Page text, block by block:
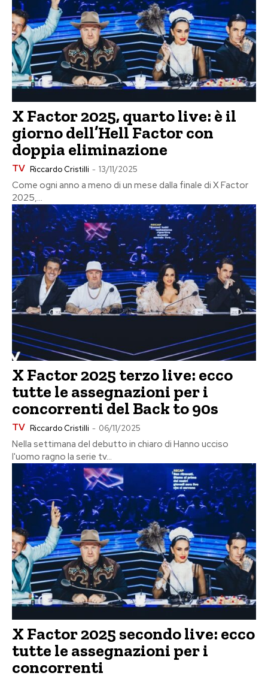
X Factor 2025, quarto live: è il
giorno dell’Hell Factor con
doppia eliminazione
TV Riccardo Cristilli - 13/11/2025
Come ogni anno a meno di un mese dalla finale di X Factor
2025,...
X Factor 2025 terzo live: ecco
tutte le assegnazioni per i
concorrenti del Back to 90s
TV Riccardo Cristilli - 06/11/2025
Nella settimana del debutto in chiaro di Hanno ucciso
l'uomo ragno la serie tv...
X Factor 2025 secondo live: ecco
tutte le assegnazioni per i
concorrenti